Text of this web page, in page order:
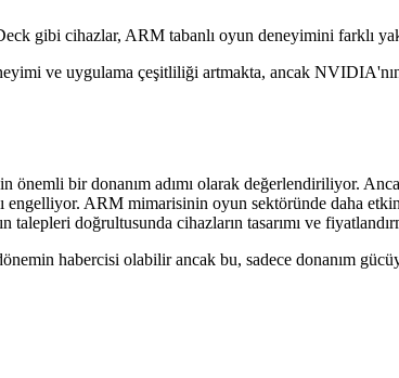
gibi cihazlar, ARM tabanlı oyun deneyimini farklı
ve uygulama çeşitliliği artmakta, ancak
bir donanım adımı olarak değerlendiriliyor.
engelliyor. ARM mimarisinin oyun sektöründe daha
talepleri doğrultusunda cihazların tasarımı ve
habercisi olabilir ancak bu, sadece donanım